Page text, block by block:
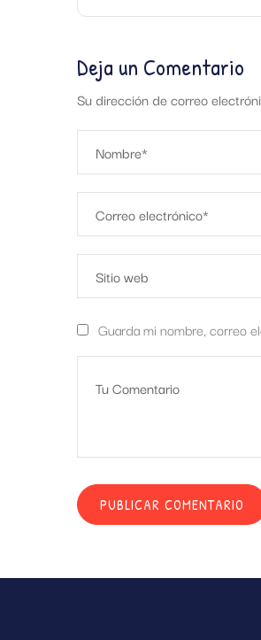
Deja un Comentario
Su dirección de correo
Guarda mi nombre, correo